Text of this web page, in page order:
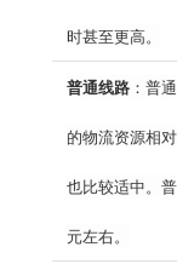
时甚至更高。
普通线路 ：普
的物流资源相
也比较适中。
元左右。